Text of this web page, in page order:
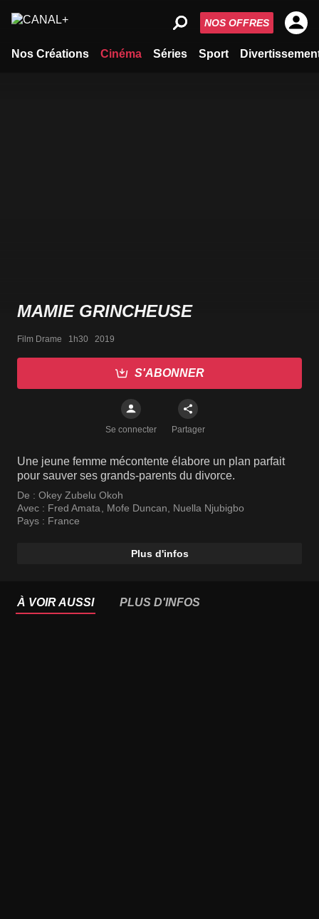
Nos Créations Cinéma Séries Sport
NOS OFFRES
MAMIE GRINCHEUSE
Film Drame   1h30   2019
S'ABONNER
Se connecter Partager
Une jeune femme mécontente élabore un plan parfait
pour sauver ses grands-parents du divorce.
De : Okey Zubelu Okoh
Avec : Fred Amata Mofe Duncan
Nuella Njubigbo
Pays : France
Plus d'infos
À VOIR AUSSI PLUS D'INFOS